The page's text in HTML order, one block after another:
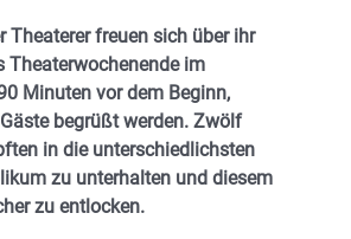
Theaterer freuen sich über ihr
Theaterwochenende im
Minuten vor dem Beginn,
begrüßt werden. Zwölf
in die unterschiedlichsten
zu unterhalten und diesem
zu entlocken.